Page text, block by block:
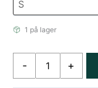
1 på lager
- +